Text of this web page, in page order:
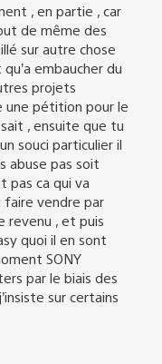
, en partie , car
de même des
sur autre chose
embaucher du
projets
pétition pour le
, ensuite que tu
souci particulier il
abuse pas soit
pas ca qui va
vendre par
revenu , et puis
quoi il en sont
SONY
par le biais des
sur certains